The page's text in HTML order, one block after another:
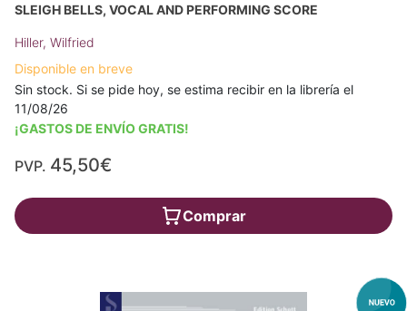
SLEIGH BELLS, VOCAL AND PERFORMING SCORE
Hiller, Wilfried
Disponible en breve
Sin stock. Si se pide hoy, se estima recibir en la librería el
11/08/26
¡GASTOS DE ENVÍO GRATIS!
PVP. 45,50€
Comprar